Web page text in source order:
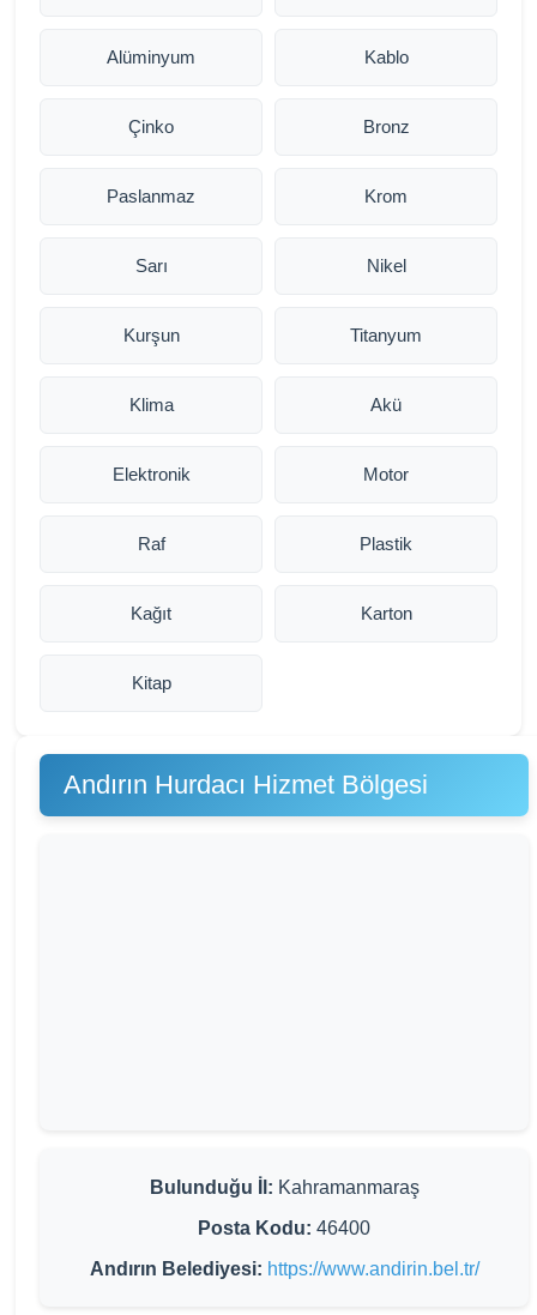
Alüminyum Kablo
Çinko Bronz
Paslanmaz Krom
Sarı Nikel
Kurşun Titanyum
Klima Akü
Elektronik Motor
Raf Plastik
Kağıt Karton
Kitap
Andırın Hurdacı Hizmet Bölgesi
Bulunduğu İl: Kahramanmaraş
Posta Kodu: 46400
Andırın Belediyesi: https://www.andirin.bel.tr/